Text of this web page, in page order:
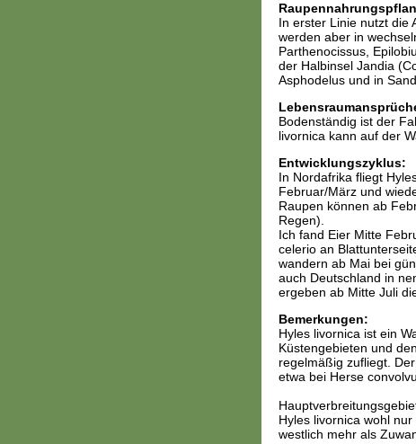
In erster Linie nutzt die
werden aber in
Parthenocissus,
der Halbinsel Jandia
Asphodelus und in
Bodenständig ist der
livornica kann auf der
Entwicklungszyklus:
In Nordafrika fliegt
Februar/März und
Raupen können ab
Regen).
Ich fand Eier Mitte
celerio an
wandern ab Mai bei
auch Deutschland in
ergeben ab Mitte Juli
Bemerkungen:
Hyles livornica ist ein
Küstengebieten und
regelmäßig zufliegt.
etwa bei Herse
Hyles livornica wohl
westlich mehr als